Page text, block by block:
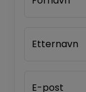
Etternavn
E-post